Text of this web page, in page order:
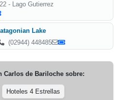
- Lago Gutierrez
Lake
(02944) 448485
Carlos de Bariloche sobre:
Hoteles 4 Estrellas